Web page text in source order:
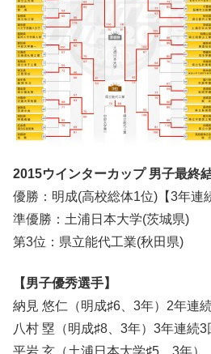
2015ウインターカップ 男子最終
優勝：明成(高校総体1位)【3年連
準優勝：土浦日本大学(茨城県)
第3位：県立能代工業(秋田県)
【男子優秀選手】
納見 悠仁（明成♯6、3年）2年連
八村 塁（明成♯8、3年）3年連続3
平岩 玄（土浦日本大学♯5、3年）